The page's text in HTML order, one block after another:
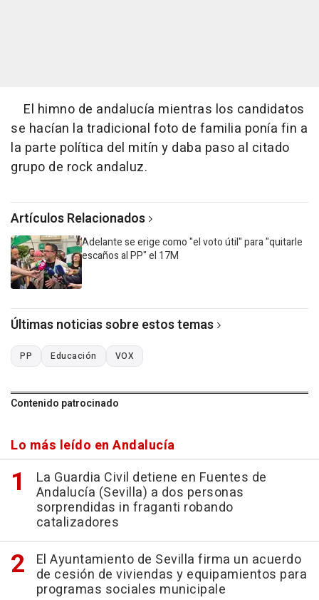
El himno de andalucía mientras los candidatos
se hacían la tradicional foto de familia ponía fin a
la parte política del mitín y daba paso al citado
grupo de rock andaluz.
Artículos Relacionados
Adelante se erige como "el voto útil" para "quitarle
escaños al PP" el 17M
Últimas noticias sobre estos temas
PP Educación VOX
Contenido patrocinado
Lo más leído en Andalucía
La Guardia Civil detiene en Fuentes de
Andalucía (Sevilla) a dos personas
sorprendidas in fraganti robando
catalizadores
El Ayuntamiento de Sevilla firma un acuerdo
de cesión de viviendas y equipamientos para
programas sociales municipale